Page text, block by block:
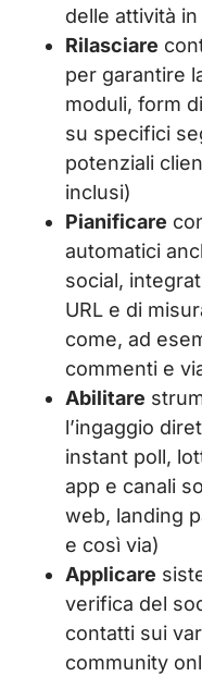
delle attività
Rilasciare
per garantire
moduli, form
su specifici
potenziali
inclusi)
Pianificare
automatici
social,
URL e di
come, ad
commenti e
Abilitare
l’ingaggio
instant poll,
app e canali
web, landing
e così via)
Applicare
verifica del
contatti sui
community